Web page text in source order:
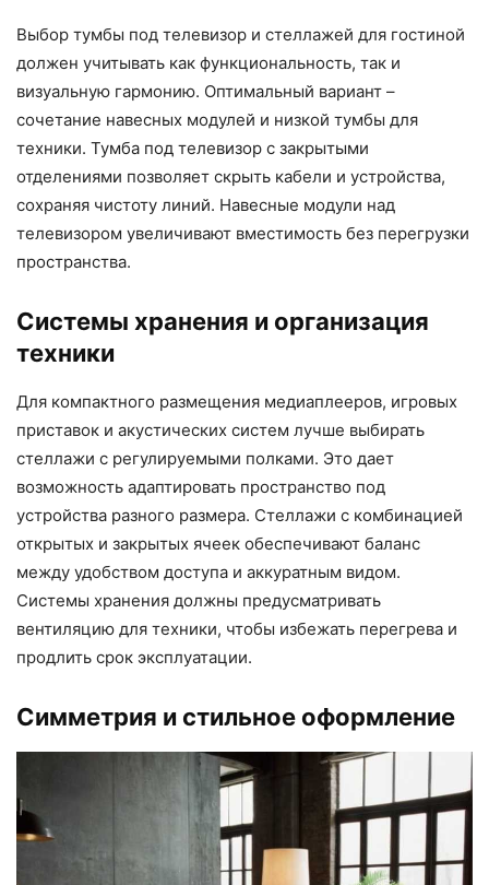
Выбор тумбы под телевизор и стеллажей для гостиной
должен учитывать как функциональность, так и
визуальную гармонию. Оптимальный вариант –
сочетание навесных модулей и низкой тумбы для
техники. Тумба под телевизор с закрытыми
отделениями позволяет скрыть кабели и устройства,
сохраняя чистоту линий. Навесные модули над
телевизором увеличивают вместимость без перегрузки
пространства.
Системы хранения и организация
техники
Для компактного размещения медиаплееров, игровых
приставок и акустических систем лучше выбирать
стеллажи с регулируемыми полками. Это дает
возможность адаптировать пространство под
устройства разного размера. Стеллажи с комбинацией
открытых и закрытых ячеек обеспечивают баланс
между удобством доступа и аккуратным видом.
Системы хранения должны предусматривать
вентиляцию для техники, чтобы избежать перегрева и
продлить срок эксплуатации.
Симметрия и стильное оформление